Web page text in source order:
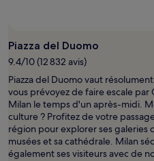
Piazza del Duomo
9.4/10 (12 832 avis)
Piazza del Duomo vaut
vous prévoyez de faire escale par
Milan le temps d'un après-midi.
culture ? Profitez de votre
région pour explorer ses galeries
musées et sa cathédrale. Milan
également ses visiteurs avec de